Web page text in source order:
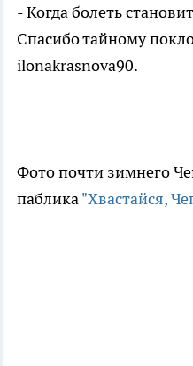
- Когда болеть
Спасибо тайному
ilonakrasnova90.
Фото почти зимнего
паблика"Хвастайся,